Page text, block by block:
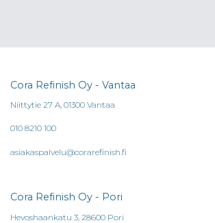
Cora Refinish Oy - Vantaa
Niittytie 27 A, 01300 Vantaa
010 8210 100
asiakaspalvelu@corarefinish.fi
Cora Refinish Oy - Pori
Hevoshaankatu 3, 28600 Pori